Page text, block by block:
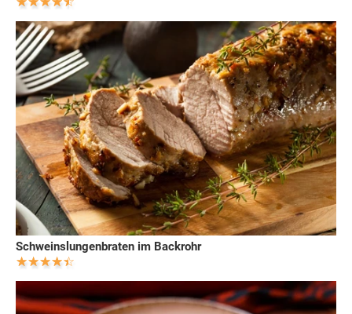
Schweinslungenbraten im Backrohr